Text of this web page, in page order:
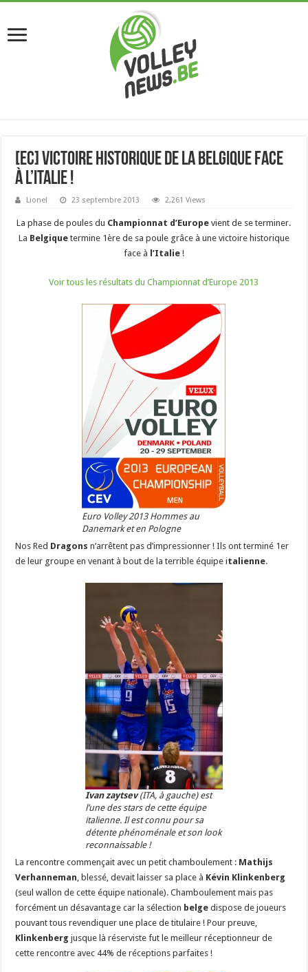
[EC] Victoire historique de la Belgique face
à l’Italie !
Lionel 23 septembre 2013 2,261 Views
La phase de poules du Championnat d’Europe vient de se terminer.
La Belgiquetermine 1ère de sa poule grâce à une victoire historique
face à l’Italie!
Voir tous les résultats du Championnat d’Europe 2013
Euro Volley 2013 Hommes au
Danemark et en Pologne
Nos Red Dragons n’arrêtent pas d’impressionner ! Ils ont terminé 1er
de leur groupe en venant à bout de la terrible équipe italienne.
Ivan zaytsev(ITA, à gauche) est
l’une des stars de cette équipe
italienne. Il est connu pour sa
détente phénoménale et son look
reconnaissable !
La rencontre commençait avec un petit chamboulement : Mathijs
Verhanneman, blessé, devait laisser sa place à Kévin Klinkenberg
(seul wallon de cette équipe nationale). Chamboulement mais pas
forcément un désavantage car la sélection belge dispose de joueurs
pouvant tous revendiquer une place de titulaire ! Pour preuve,
Klinkenberg jusque là réserviste fut le meilleur réceptionneur de
cette rencontre avec 44% de réceptions parfaites !